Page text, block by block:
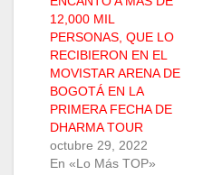
12,000 MIL
PERSONAS, QUE LO
RECIBIERON EN EL
MOVISTAR ARENA DE
BOGOTÁ EN LA
PRIMERA FECHA DE
DHARMA TOUR
octubre 29, 2022
En «Lo Más TOP»